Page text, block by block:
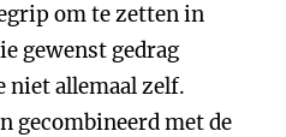
om te zetten in
gewenst gedrag
niet allemaal zelf.
gecombineerd met de